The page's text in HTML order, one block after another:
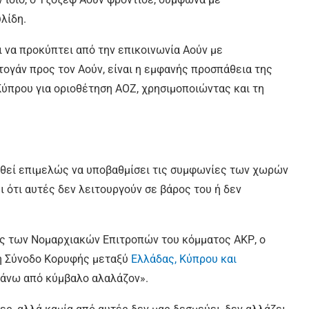
προκύπτει από την επικοινωνία Αούν με
προς τον Αούν, είναι η εμφανής προσπάθεια της
για οριοθέτηση ΑΟΖ, χρησιμοποιώντας και τη
επιμελώς να υποβαθμίσει τις συμφωνίες των χωρών
αυτές δεν λειτουργούν σε βάρος του ή δεν
των Νομαρχιακών Επιτροπών του κόμματος ΑΚΡ, ο
Σύνοδο Κορυφής μεταξύ Ελλάδας, Κύπρου και
από κύμβαλο αλαλάζον».